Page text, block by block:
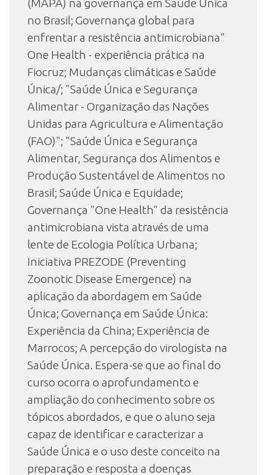
(MAPA) na governança em Saúde Única
no Brasil; Governança global para
enfrentar a resistência antimicrobiana"
One Health - experiência prática na
Fiocruz; Mudanças climáticas e Saúde
Única/; "Saúde Única e Segurança
Alimentar - Organização das Nações
Unidas para Agricultura e Alimentação
(FAO)"; "Saúde Única e Segurança
Alimentar, Segurança dos Alimentos e
Produção Sustentável de Alimentos no
Brasil; Saúde Única e Equidade;
Governança "One Health" da resistência
antimicrobiana vista através de uma
lente de Ecologia Política Urbana;
Iniciativa PREZODE (Preventing
Zoonotic Disease Emergence) na
aplicação da abordagem em Saúde
Única; Governança em Saúde Única:
Experiência da China; Experiência de
Marrocos; A percepção do virologista na
Saúde Única. Espera-se que ao final do
curso ocorra o aprofundamento e
ampliação do conhecimento sobre os
tópicos abordados, e que o aluno seja
capaz de identificar e caracterizar a
Saúde Única e o uso deste conceito na
preparação e resposta a doenças